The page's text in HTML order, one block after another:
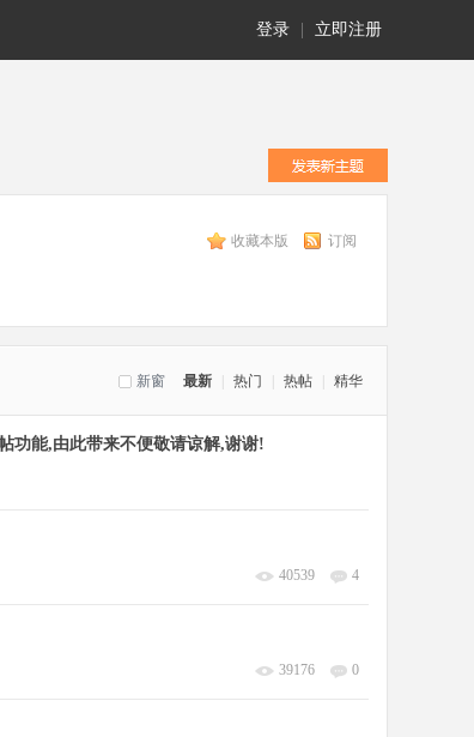
登录 立即注册
收藏本版 订阅
最新 热门 热帖 精华
新窗
功能,由此带来不便敬请谅解,谢谢!
40539 4
39176 0